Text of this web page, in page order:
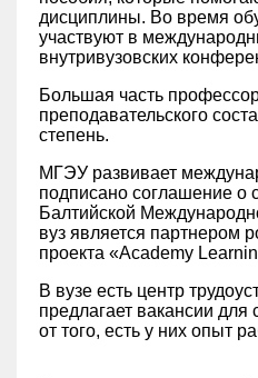
дисциплины. Во время
участвуют в
внутривузовских
Большая часть
преподавательского
степень.
МГЭУ развивает
подписано соглашение о
Балтийской
вуз является партнером
проекта «Academy
В вузе есть центр
предлагает вакансии для
от того, есть у них опыт